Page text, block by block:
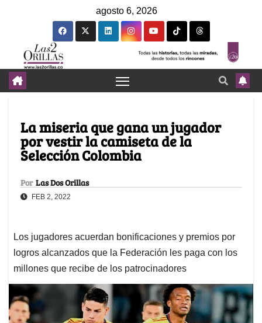
agosto 6, 2026
La miseria que gana un jugador
por vestir la camiseta de la
Selección Colombia
Por Las Dos Orillas
FEB 2, 2022
Los jugadores acuerdan bonificaciones y premios por
logros alcanzados que la Federación les paga con los
millones que recibe de los patrocinadores